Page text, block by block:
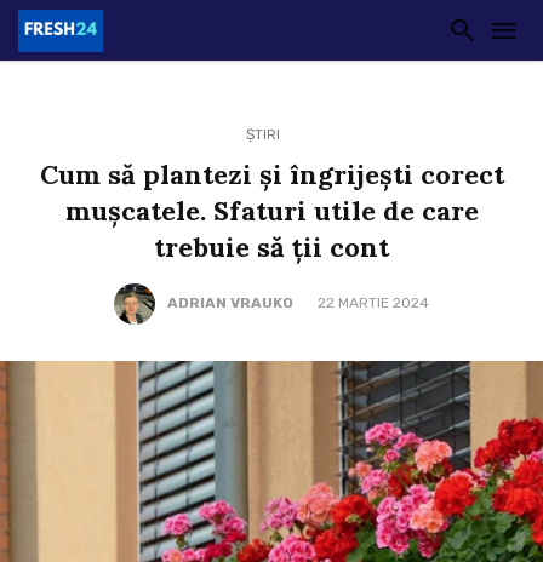
ȘTIRI
Cum să plantezi și îngrijești corect
mușcatele. Sfaturi utile de care
trebuie să ții cont
ADRIAN VRAUKO 22 MARTIE 2024